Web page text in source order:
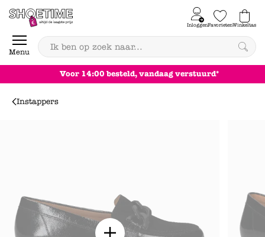
Skip to content
Menu
InloggenFavorietenWinkeltas
0
Achteraf betalen
Instappers